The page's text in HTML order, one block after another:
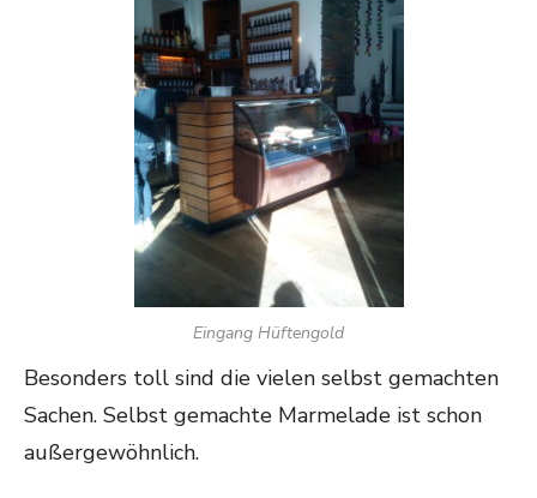
Eingang Hüftengold
Besonders toll sind die vielen selbst gemachten
Sachen. Selbst gemachte Marmelade ist schon
außergewöhnlich.